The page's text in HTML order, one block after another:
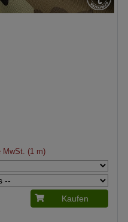
(1 m)
Kaufen